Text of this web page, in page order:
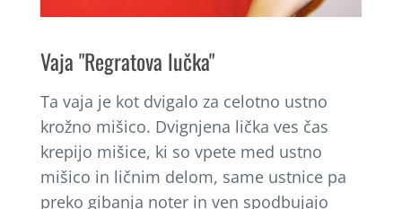
Vaja "Regratova lučka"
Ta vaja je kot dvigalo za celotno ustno
krožno mišico. Dvignjena lička ves čas
krepijo mišice, ki so vpete med ustno
mišico in ličnim delom, same ustnice pa
preko gibanja noter in ven spodbujajo